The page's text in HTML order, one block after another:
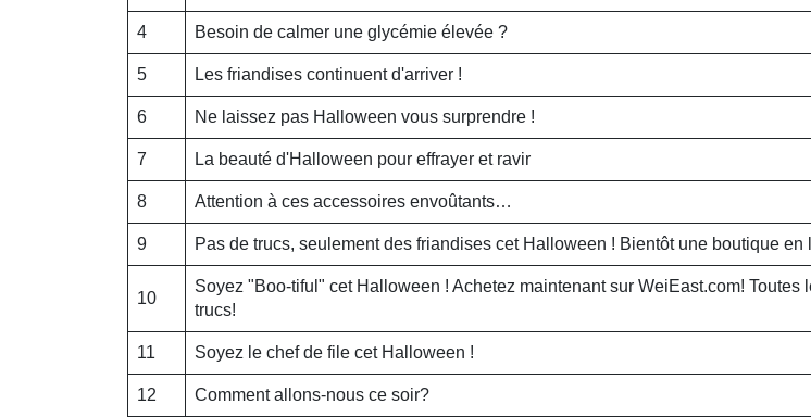
4 Besoin de calmer une glycémie élevée ?
5 Les friandises continuent d'arriver !
6 Ne laissez pas Halloween vous surprendre !
7 La beauté d'Halloween pour effrayer et ravir
8 Attention à ces accessoires envoûtants…
9 Pas de trucs, seulement des friandises cet Halloween ! Bientôt une boutique en
10
Soyez "Boo-tiful" cet Halloween ! Achetez maintenant sur WeiEast.com! Toutes
trucs!
11 Soyez le chef de file cet Halloween !
12 Comment allons-nous ce soir?